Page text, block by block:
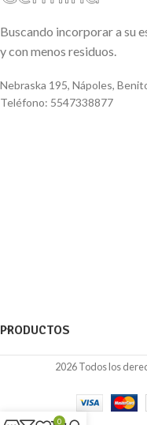
Buscando incorporar a su
y con menos residuos.
Nebraska 195, Nápoles,
Teléfono: 5547338877
PRODUCTOS
2026 Todos los
0